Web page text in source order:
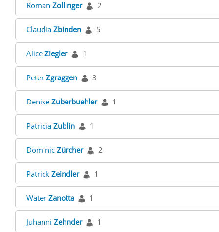
Roman Zollinger 2
Claudia Zbinden 5
Alice Ziegler 1
Peter Zgraggen 3
Denise Zuberbuehler 1
Patricia Zublin 1
Dominic Zürcher 2
Patrick Zeindler 1
Water Zanotta 1
Juhanni Zehnder 1